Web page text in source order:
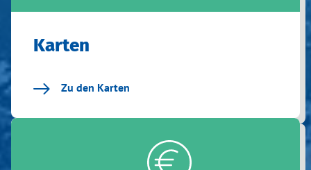
Karten
Zu den Karten